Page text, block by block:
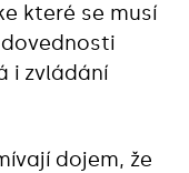
které se musí
i zvládání
dojem, že